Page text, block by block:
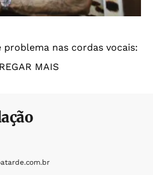
problema nas cordas vocais:
MAIS